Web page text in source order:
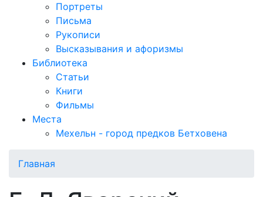
Портреты
Письма
Рукописи
Высказывания и афоризмы
Библиотека
Статьи
Книги
Фильмы
Места
Мехельн - город предков Бетховена
Главная